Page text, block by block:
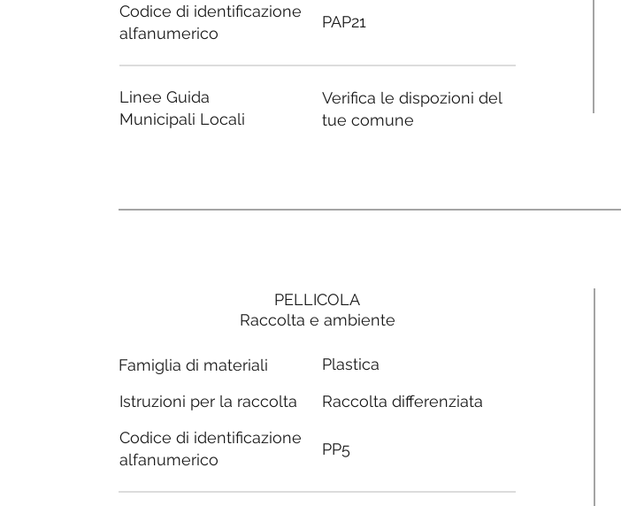
Codice di identificazione
alfanumerico
Linee Guida
Municipali Locali
PAP21
Verifica le dispozioni del
tue comune
PELLICOLA
Raccolta e ambiente
Famiglia di materiali
Istruzioni per la raccolta
Codice di identificazione
alfanumerico
Plastica
Raccolta differenziata
PP5